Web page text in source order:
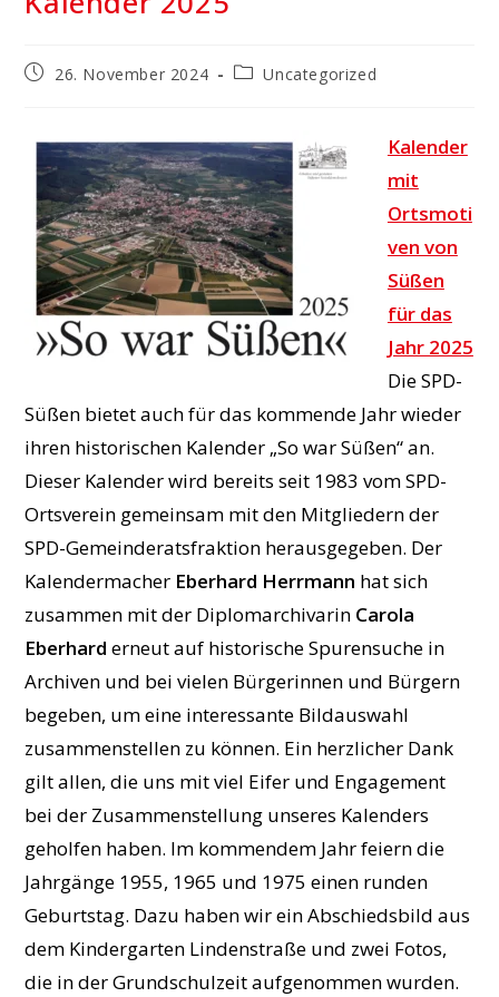
Beitrag26. November 2024
Beitrags-
Uncategorized
Kalender
mit
Ortsmoti
ven von
Süßen
für das
Jahr 2025
Die SPD-
Süßen bietet auch für das kommende Jahr wieder
ihren historischen Kalender „So war Süßen“ an.
Dieser Kalender wird bereits seit 1983 vom SPD-
Ortsverein gemeinsam mit den Mitgliedern der
SPD-Gemeinderatsfraktion herausgegeben. Der
Kalendermacher Eberhard Herrmann hat sich
zusammen mit der Diplomarchivarin Carola
Eberhard erneut auf historische Spurensuche in
Archiven und bei vielen Bürgerinnen und Bürgern
begeben, um eine interessante Bildauswahl
zusammenstellen zu können. Ein herzlicher Dank
gilt allen, die uns mit viel Eifer und Engagement
bei der Zusammenstellung unseres Kalenders
geholfen haben. Im kommendem Jahr feiern die
Jahrgänge 1955, 1965 und 1975 einen runden
Geburtstag. Dazu haben wir ein Abschiedsbild aus
dem Kindergarten Lindenstraße und zwei Fotos,
die in der Grundschulzeit aufgenommen wurden.